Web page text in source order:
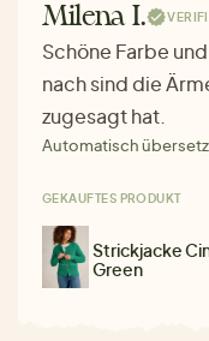
Milena I.
Schöne Farbe
nach sind die
zugesagt hat.
Automatisch
GEKAUFTES PRODUKT
Strickjacke
Green